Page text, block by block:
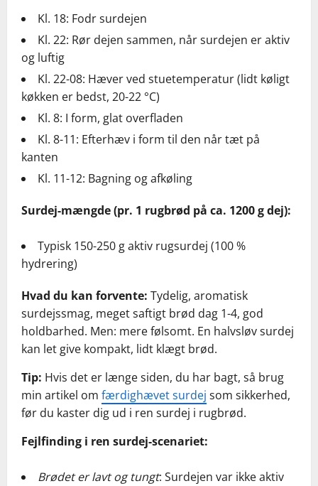
Kl. 18: Fodr surdejen
Kl. 22: Rør dejen sammen, når surdejen er aktiv
og luftig
Kl. 22-08: Hæver ved stuetemperatur (lidt køligt
køkken er bedst, 20-22 °C)
Kl. 8: I form, glat overfladen
Kl. 8-11: Efterhæv i form til den når tæt på
kanten
Kl. 11-12: Bagning og afkøling
Surdej-mængde (pr. 1 rugbrød på ca. 1200 g dej):
Typisk 150-250 g aktiv rugsurdej (100 %
hydrering)
Hvad du kan forvente: Tydelig, aromatisk
surdejssmag, meget saftigt brød dag 1-4, god
holdbarhed. Men: mere følsomt. En halvsløv surdej
kan let give kompakt, lidt klægt brød.
Tip: Hvis det er længe siden, du har bagt, så brug
min artikel om færdighævet surdej som sikkerhed,
før du kaster dig ud i ren surdej i rugbrød.
Fejlfinding i ren surdej-scenariet:
Brødet er lavt og tungt: Surdejen var ikke aktiv